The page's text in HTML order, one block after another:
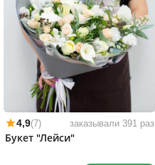
4,9(7) заказывали 391 раз
Букет "Лейси"